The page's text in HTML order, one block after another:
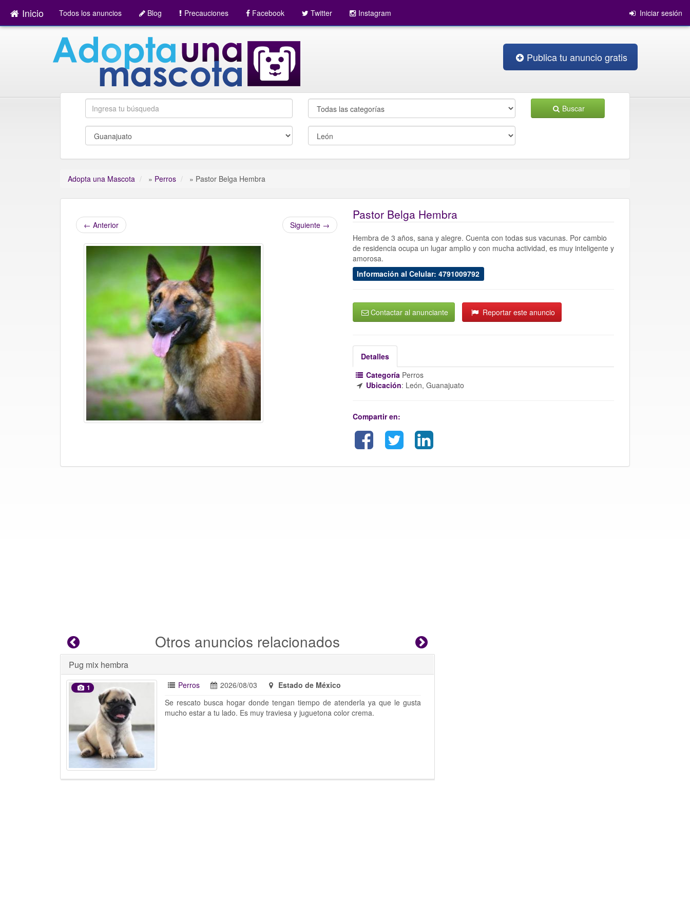
Inicio Todos los anuncios Blog Precauciones Facebook Twitter Instagram Iniciar sesión
Publica tu anuncio gratis
Buscar
Adopta una Mascota » Perros » Pastor Belga Hembra
← Anterior Siguiente →
Pastor Belga Hembra
Hembra de 3 años, sana y alegre. Cuenta con todas sus vacunas. Por cambio
de residencia ocupa un lugar amplio y con mucha actividad, es muy inteligente y
amorosa.
Información al Celular: 4791009792
Contactar al anunciante Reportar este anuncio
Detalles
Categoría Perros
Ubicación: León, Guanajuato
Compartir en:
Otros anuncios relacionados
Pug mix hembra
1 Perros 2026/08/03
Estado de México
Se rescato busca hogar donde tengan tiempo de atenderla ya que le gusta
mucho estar a tu lado. Es muy traviesa y juguetona color crema.